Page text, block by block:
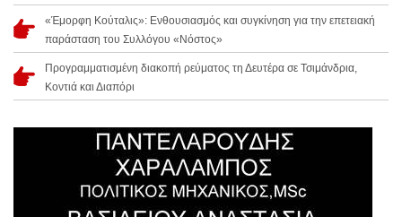
«Έμορφη Κούταλις»: Ενθουσιασμός και συγκίνηση για την επετειακή
παράσταση του Συλλόγου «Νόστος»
Προγραμματισμένη διακοπή ρεύματος τη Δευτέρα σε Τσιμάνδρια,
Κοντιά και Διαπόρι